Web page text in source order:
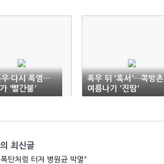
우·다시 폭염…
'빨간불'
폭우 뒤 '혹서'…쪽방촌
여름나기 '진땀'
최신글
탄처럼 터져 병원균 박멸"